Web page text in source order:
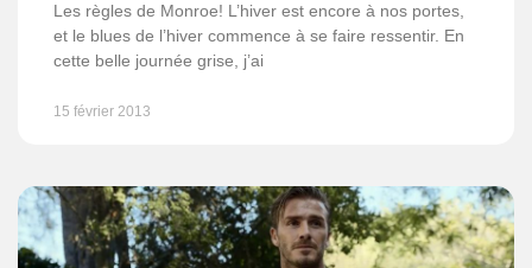
Les règles de Monroe! L’hiver est encore à nos portes,
et le blues de l’hiver commence à se faire ressentir. En
cette belle journée grise, j’ai
15 février 2013